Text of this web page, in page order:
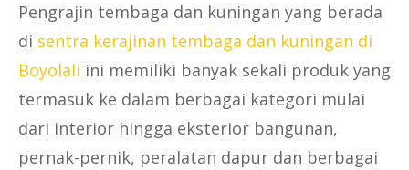
Pengrajin tembaga dan kuningan yang berada
di sentra kerajinan tembaga dan kuningan di
Boyolali ini memiliki banyak sekali produk yang
termasuk ke dalam berbagai kategori mulai
dari interior hingga eksterior bangunan,
pernak-pernik, peralatan dapur dan berbagai